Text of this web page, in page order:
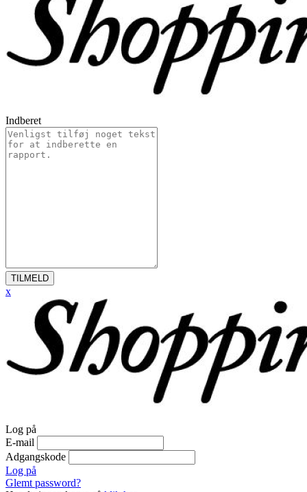
Indberet
TILMELD
x
Log på
E-mail
Adgangskode
Log på
Glemt password?